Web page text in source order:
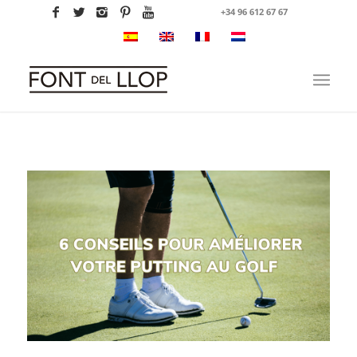
+34 96 612 67 67